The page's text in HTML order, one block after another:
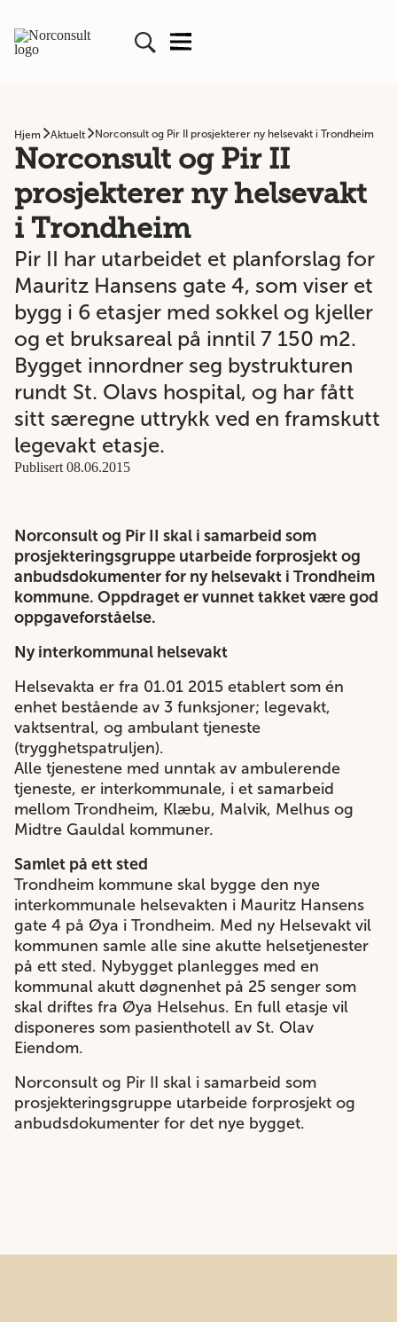
Hjem Aktuelt Norconsult og Pir II prosjekterer ny helsevakt i Trondheim
Norconsult og Pir II
prosjekterer ny helsevakt
i Trondheim
Pir II har utarbeidet et planforslag for
Mauritz Hansens gate 4, som viser et
bygg i 6 etasjer med sokkel og kjeller
og et bruksareal på inntil 7 150 m2.
Bygget innordner seg bystrukturen
rundt St. Olavs hospital, og har fått
sitt særegne uttrykk ved en framskutt
legevakt etasje.
Publisert 08.06.2015
Norconsult og Pir II skal i samarbeid som
prosjekteringsgruppe utarbeide forprosjekt og
anbudsdokumenter for ny helsevakt i Trondheim
kommune. Oppdraget er vunnet takket være god
oppgaveforståelse.
Ny interkommunal helsevakt
Helsevakta er fra 01.01 2015 etablert som én
enhet bestående av 3 funksjoner; legevakt,
vaktsentral, og ambulant tjeneste
(trygghetspatruljen).
Alle tjenestene med unntak av ambulerende
tjeneste, er interkommunale, i et samarbeid
mellom Trondheim, Klæbu, Malvik, Melhus og
Midtre Gauldal kommuner.
Samlet på ett sted
Trondheim kommune skal bygge den nye
interkommunale helsevakten i Mauritz Hansens
gate 4 på Øya i Trondheim. Med ny Helsevakt vil
kommunen samle alle sine akutte helsetjenester
på ett sted. Nybygget planlegges med en
kommunal akutt døgnenhet på 25 senger som
skal driftes fra Øya Helsehus. En full etasje vil
disponeres som pasienthotell av St. Olav
Eiendom.
Norconsult og Pir II skal i samarbeid som
prosjekteringsgruppe utarbeide forprosjekt og
anbudsdokumenter for det nye bygget.